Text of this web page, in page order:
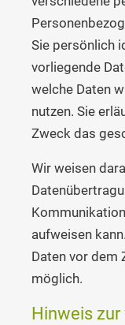
Sie persönlich
vorliegende
welche Daten
nutzen. Sie
Zweck das
Wir weisen
aufweisen
Daten vor dem
möglich.
Hinweis